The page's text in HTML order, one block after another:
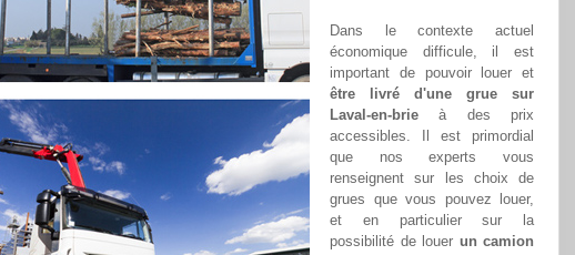
Dans le contexte actuel
économique difficule, il est
important de pouvoir louer et
être livré d'une grue sur
Laval-en-brie à des prix
accessibles. Il est primordial
que nos experts vous
renseignent sur les choix de
grues que vous pouvez louer,
et en particulier sur la
possibilité de louer un camion